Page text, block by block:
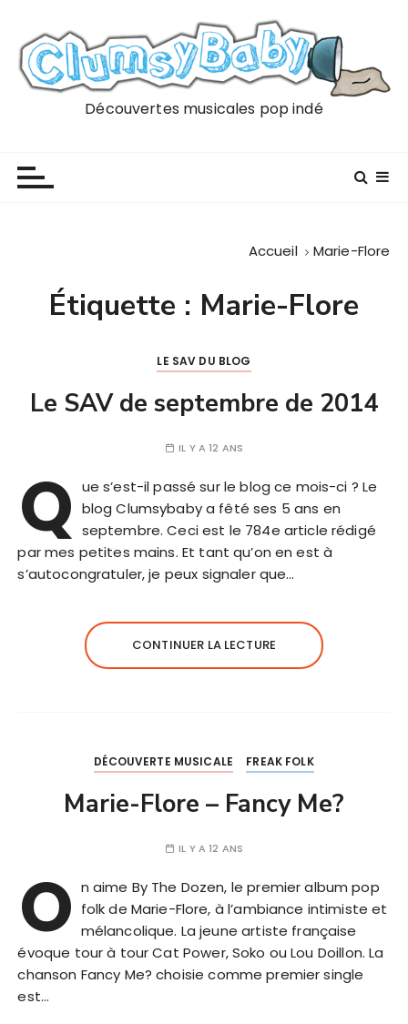
Découvertes musicales pop indé
Accueil Marie-Flore
Étiquette : Marie-Flore
LE SAV DU BLOG
Le SAV de septembre de 2014
IL Y A 12 ANS
Q ue s’est-il passé sur le blog ce mois-ci ? Le
blog Clumsybaby a fêté ses 5 ans en
septembre. Ceci est le 784e article rédigé
par mes petites mains. Et tant qu’on en est à
s’autocongratuler, je peux signaler que…
CONTINUER LA LECTURE
DÉCOUVERTE MUSICALE FREAK FOLK
Marie-Flore – Fancy Me?
IL Y A 12 ANS
O n aime By The Dozen, le premier album pop
folk de Marie-Flore, à l’ambiance intimiste et
mélancolique. La jeune artiste française
évoque tour à tour Cat Power, Soko ou Lou Doillon. La
chanson Fancy Me? choisie comme premier single
est…